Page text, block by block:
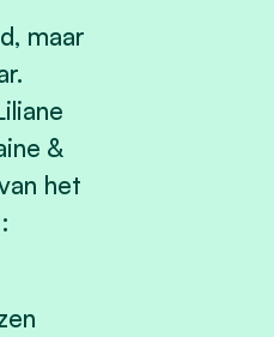
maar
&
het